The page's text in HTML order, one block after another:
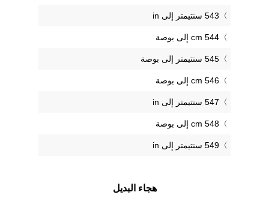
543 سنتيمتر إلى in
544 cm إلى بوصة
545 سنتيمتر إلى بوصة
546 cm إلى بوصة
547 سنتيمتر إلى in
548 cm إلى بوصة
549 سنتيمتر إلى in
هجاء البديل